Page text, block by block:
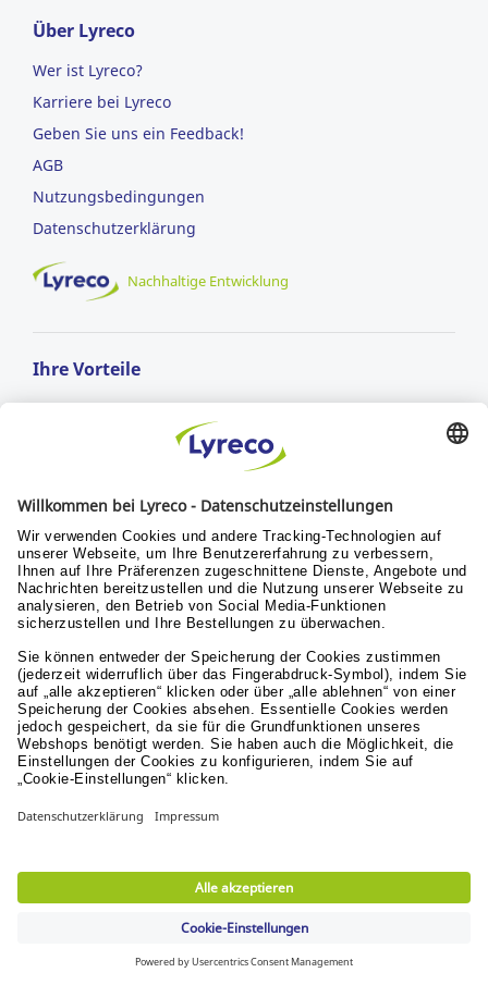
Über Lyreco
Wer ist Lyreco?
Karriere bei Lyreco
Geben Sie uns ein Feedback!
AGB
Nutzungsbedingungen
Datenschutzerklärung
Nachhaltige Entwicklung
Ihre Vorteile
Schnelle Lieferung
in 1-2 Arbeitstagen & versandkostenfrei ab 74,95 €
Sichere Zahlungsarten
Kostenlose Rücksendungen
innerhalb von 30 Tagen
Verantwortung
Nachhaltigkeit
Menschen & Werte
Lyreco for Education
© Lyreco 2026
Barrierefreiheit|Aktionsbedingungen
Nutzungsbedingungen|Datenschutzerklärung
Datenschutzeinstellungen